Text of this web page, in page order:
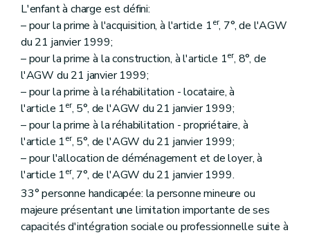
L'enfant à charge est défini:
– pour la prime à l'acquisition, à l'article 1er, 7°, de l'AGW
du 21 janvier 1999;
– pour la prime à la construction, à l'article 1er, 8°, de
l'AGW du 21 janvier 1999;
– pour la prime à la réhabilitation - locataire, à
l'article 1er, 5°, de l'AGW du 21 janvier 1999;
– pour la prime à la réhabilitation - propriétaire, à
l'article 1er, 5°, de l'AGW du 21 janvier 1999;
– pour l'allocation de déménagement et de loyer, à
l'article 1er, 7°, de l'AGW du 21 janvier 1999.
33° personne handicapée: la personne mineure ou
majeure présentant une limitation importante de ses
capacités d'intégration sociale ou professionnelle suite à